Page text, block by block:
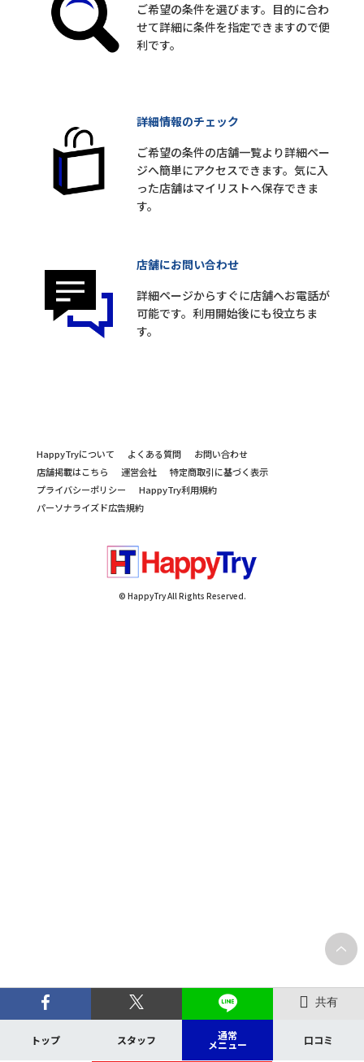
共有
トップ スタッフ 通常
メニュー 口コミ
ご希望の条件を選びます。目的に合わ
せて詳細に条件を指定できますので便
利です。
詳細情報のチェック
ご希望の条件の店舗一覧より詳細ペー
ジへ簡単にアクセスできます。気に入
った店舗はマイリストへ保存できま
す。
店舗にお問い合わせ
詳細ページからすぐに店舗へお電話が
可能です。利用開始後にも役立ちま
す。
HappyTryについて よくある質問
お問い合わせ
店舗掲載はこちら
運営会社
特定商取引に基づく表示
プライバシーポリシー
HappyTry利用規約
パーソナライズド広告規約
© HappyTry All Rights Reserved.